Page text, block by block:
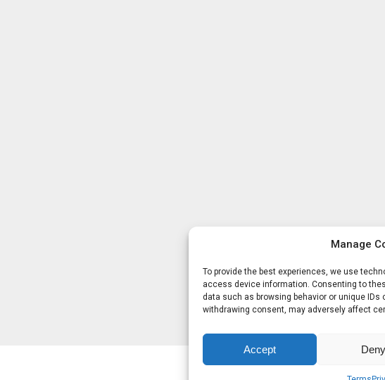
Manage
To provide the best experiences, we use
access device information. Consenting to
data such as browsing behavior or unique
withdrawing consent, may adversely affect
Accept Deny